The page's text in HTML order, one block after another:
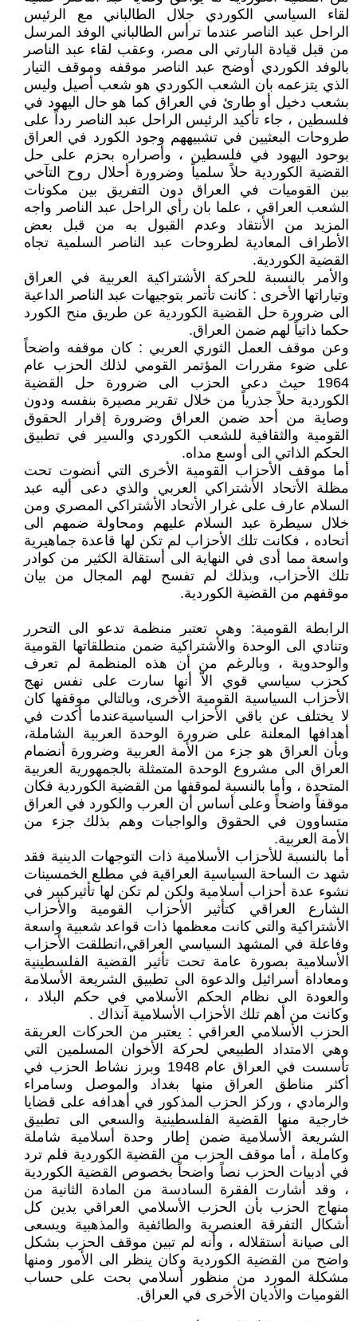
لقاء السياسي الكوردي جلال الطالباني مع الرئيس
الراحل عبد الناصر عندما ترأس الطالباني الوفد المرسل
من قبل قيادة البارتي الى مصر، وعقب لقاء عبد الناصر
بالوفد الكوردي أوضح عبد الناصر موقفه وموقف التيار
الذي يتزعمه بان الشعب الكوردي هو شعب أصيل وليس
بشعب دخيل أو طارئ في العراق كما هو حال اليهود في
فلسطين ، جاء تأكيد الرئيس الراحل عبد الناصر رداً على
طروحات البعثيين في تشبيههم وجود الكورد في العراق
بوحود اليهود في فلسطين ، وأصراره بحزم على حل
القضية الكوردية حلاً سلمياً وضرورة أحلال روح التآخي
بين القوميات في العراق دون التفريق بين مكونات
الشعب العراقي ، علما بان رأي الراحل عبد الناصر واجه
المزيد من الأنتقاد وعدم القبول به من قبل بعض
الأطراف المعادية لطروحات عبد الناصر السلمية تجاه
القضية الكوردية.
والأمر بالنسبة للحركة الأشتراكية العربية في العراق
وتياراتها الأخرى : كانت تأتمر بتوجيهات عبد الناصر الداعية
الى ضرورة حل القضية الكوردية عن طريق منح الكورد
حكما ذاتياً لهم ضمن العراق.
وعن موقف العمل الثوري العربي : كان موقفه واضحاً
على ضوء مقررات المؤتمر القومي لذلك الحزب عام
1964 حيث دعى الحزب الى ضرورة حل القضية
الكوردية حلاً جذرياً من خلال تقرير مصيرة بنفسه ودون
وصاية من أحد ضمن العراق وضرورة إقرار الحقوق
القومية والثقافية للشعب الكوردي والسير في تطبيق
الحكم الذاتي الى أوسع مداه.
أما موقف الأحزاب القومية الأخرى التي أنضوت تحت
مظلة الأتحاد الأشتراكي العربي والذي دعى أليه عبد
السلام عارف على غرار الأتحاد الأشتراكي المصري ومن
خلال سيطرة عبد السلام عليهم ومحاولة ضمهم الى
أتحاده ، فكانت تلك الأحزاب لم تكن لها قاعدة جماهيرية
واسعة مما أدى في النهاية الى أستقالة الكثير من كوادر
تلك الأحزاب، وبذلك لم تفسح لهم المجال من بيان
موقفهم من القضية الكوردية.
الرابطة القومية: وهي تعتبر منظمة تدعو الى التحرر
وتنادي الى الوحدة والأشتراكية ضمن منطلقاتها القومية
والوحدوية ، وبالرغم من أن هذه المنظمة لم تعرف
كحزب سياسي قوي الاّ أنها سارت على نفس نهج
الأحزاب السياسية القومية الأخرى، وبالتالي موقفها كان
لا يختلف عن باقي الأحزاب السياسيةعندما أكدت في
أهدافها المعلنة على ضرورة الوحدة العربية الشاملة،
وبأن العراق هو جزء من الأمة العربية وضرورة أنضمام
العراق الى مشروع الوحدة المتمثلة بالجمهورية العربية
المتحدة ، وأما بالنسبة لموقفها من القضية الكوردية فكان
موقفاً واضحاً وعلى أساس أن العرب والكورد في العراق
متساوون في الحقوق والواجبات وهم بذلك جزء من
الأمة العربية.
أما بالنسبة للأحزاب الأسلامية ذات التوجهات الدينية فقد
شهد ت الساحة السياسية العراقية في مطلع الخمسينات
نشوء عدة أحزاب أسلامية ولكن لم تكن لها تأثيركبير في
الشارع العراقي كتأثير الأحزاب القومية والأحزاب
الأشتراكية والتي كانت معظمها ذات قواعد شعبية واسعة
وفاعلة في المشهد السياسي العراقي،انطلقت الأحزاب
الأسلامية بصورة عامة تحت تأثير القضية الفلسطينية
ومعاداة أسرائيل والدعوة الى تطبيق الشريعة الأسلامة
والعودة الى نظام الحكم الأسلامي في حكم البلاد ،
وكانت من أهم تلك الأحزاب الأسلامية آنذاك .
الحزب الأسلامي العراقي : يعتبر من الحركات العريقة
وهي الامتداد الطبيعي لحركة الأخوان المسلمين التي
تأسست في العراق عام 1948 وبرز نشاط الحزب في
أكثر مناطق العراق منها بغداد والموصل وسامراء
والرمادي ، وركز الحزب المذكور في أهدافه على قضايا
خارجية منها القضية الفلسطينية والسعي الى تطبيق
الشريعة الأسلامية ضمن إطار وحدة أسلامية شاملة
وكاملة ، أما موقف الحزب من القضية الكوردية فلم ترد
في أدبيات الحزب نصاً واضحاً بخصوص القضية الكوردية
، وقد أشارت الفقرة السادسة من المادة الثانية من
منهاج الحزب بأن الحزب الأسلامي العراقي يدين كل
أشكال التفرقة العنصرية والطائفية والمذهبية ويسعى
الى صيانة أستقلاله ، وأنه لم تبين موقف الحزب بشكل
واضح من القضية الكوردية وكان ينظر الى الأمور ومنها
مشكلة المورد من منظور أسلامي بحت على حساب
القوميات والأديان الأخرى في العراق.